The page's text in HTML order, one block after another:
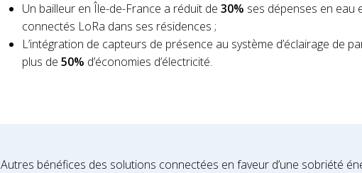
Un bailleur en Île-de-France a réduit de 30% ses dépenses en eau
connectés LoRa dans ses résidences ;
L’intégration de capteurs de présence au système d’éclairage de
plus de 50% d’économies d’électricité.
Autres bénéfices des solutions connectées en faveur d’une sobriété